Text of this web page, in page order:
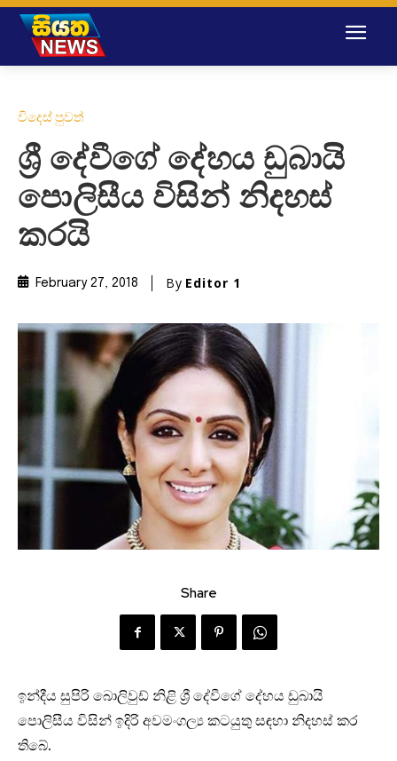
විදෙස් පුවත්
ශ්‍රී දේවීගේ දේහය ඩුබායි
පොලිසීය විසින් නිදහස්
කරයි
February 27, 2018 By Editor 1
Share
ඉන්දීය සුපිරි බොලිවුඩ් නිළි ශ්‍රී දේවීගේ දේහය ඩුබායි
පොලිසීය විසින් ඉදිරි අවමංගල්‍ය කටයුතු සඳහා නිදහස් කර
තිබේ.